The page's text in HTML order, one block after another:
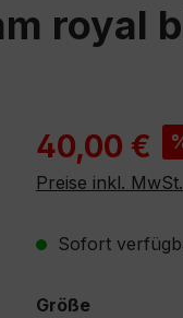
royal
Verkaufspreis:
40,00 €
Preise inkl.
Sofort
Größeauswählen